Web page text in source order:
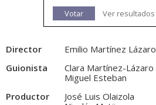
Votar
Ver resultados
Director
Emilio Martínez Lázaro
Guionista
Clara Martínez-Lázaro
Miguel Esteban
Productor
José Luis Olaizola